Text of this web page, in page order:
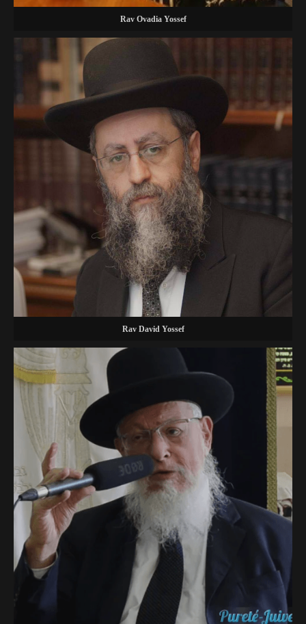
Rav Ovadia Yossef
Rav David Yossef